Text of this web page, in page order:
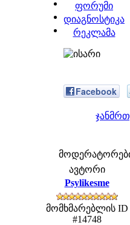
ფორუმი
დიაგნოსტიკა
რეკლამა
Facebook
მოდერატორები:
ავტორი
Psylikesme
მომხმარებლის ID
#14748